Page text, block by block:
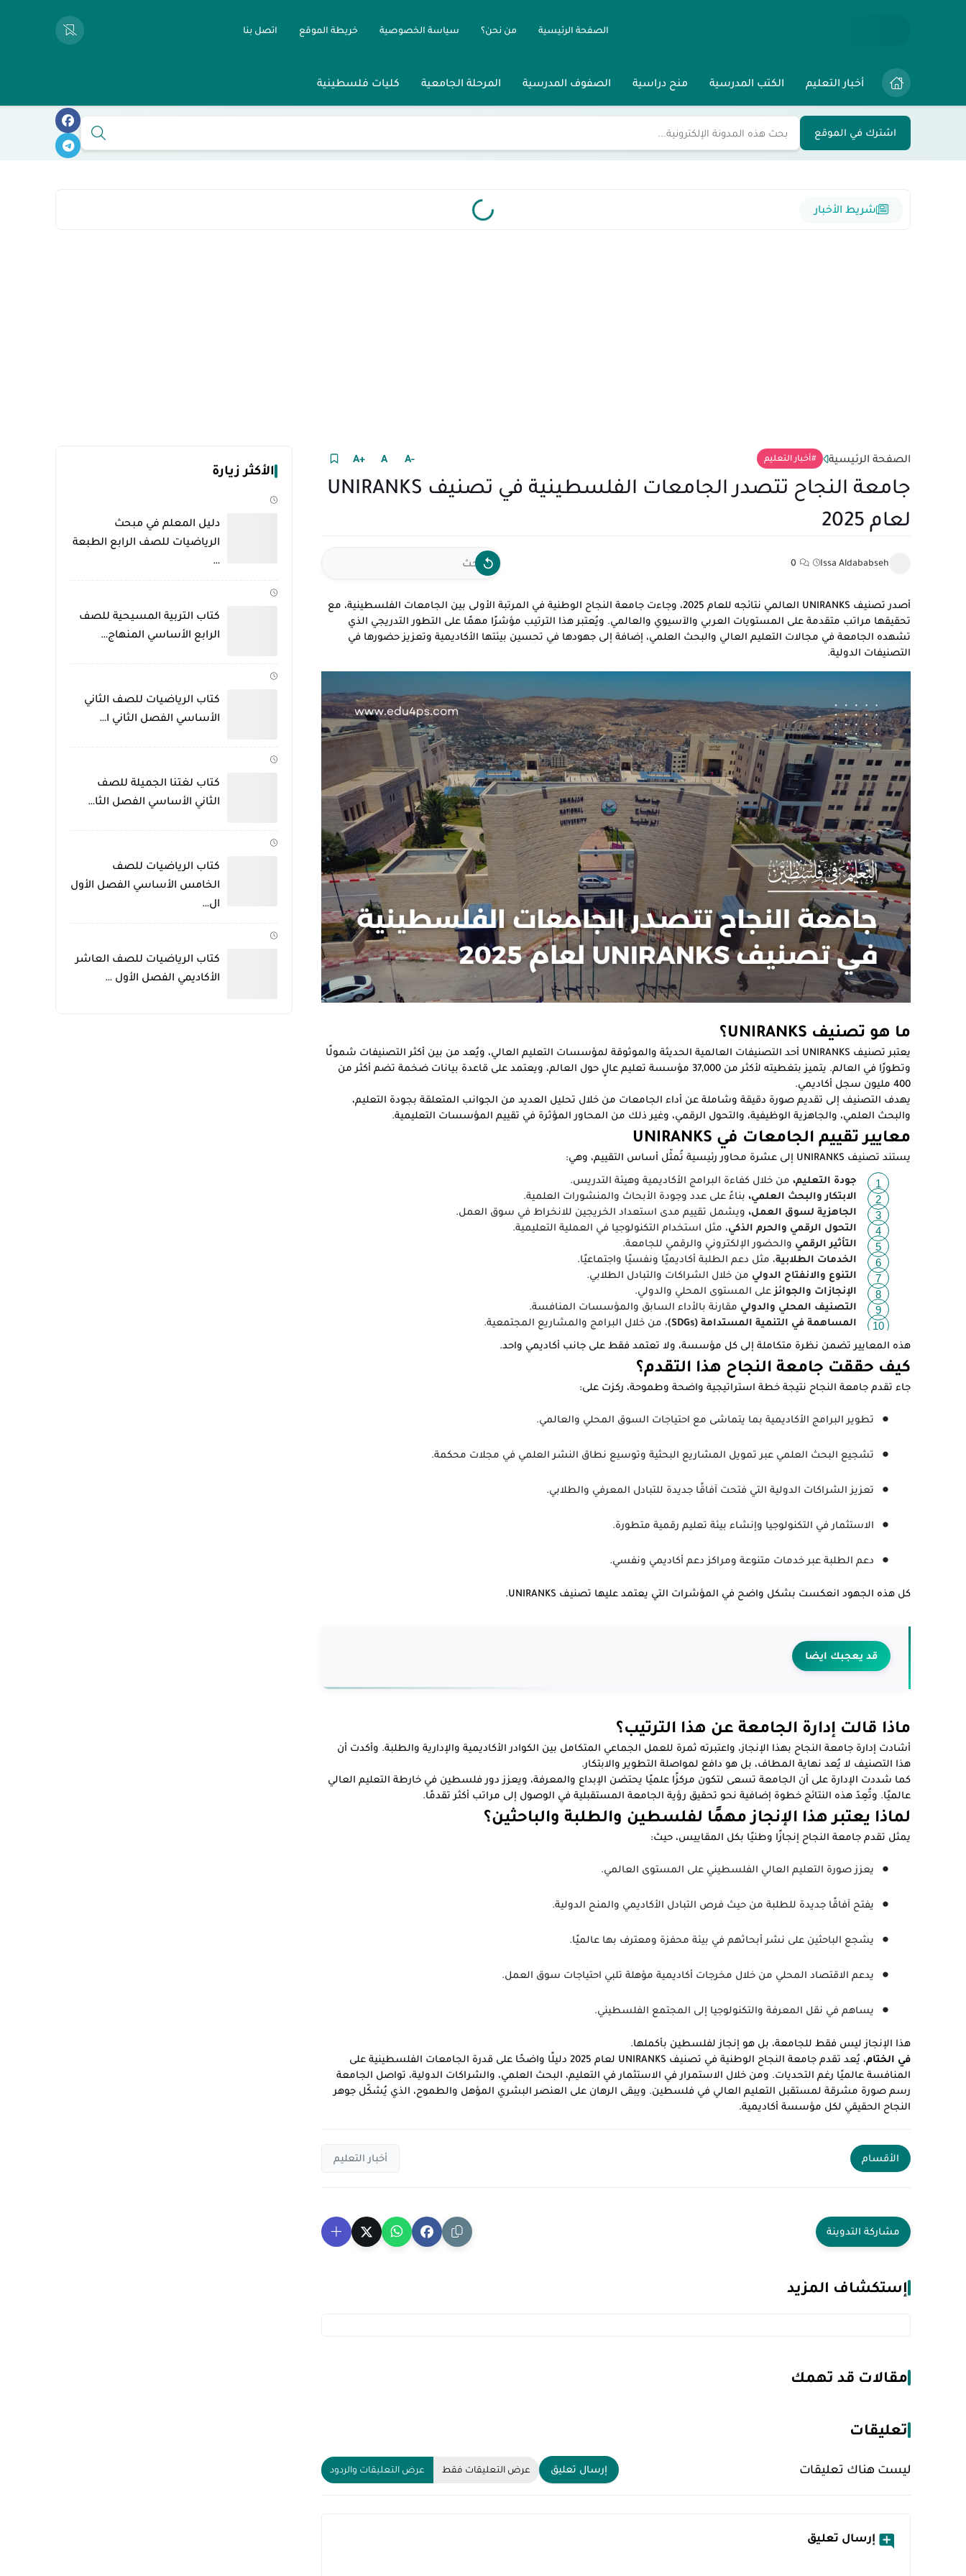
الصفحة الرئيسية من نحن؟ سياسة الخصوصية خريطة الموقع اتصل بنا
أخبار التعليم الكتب المدرسية منح دراسية الصفوف المدرسية المرحلة الجامعية كليات فلسطينية
اشترك في الموقع
شريط الأخبار
الصفحة الرئيسية أخبار التعليم +A A -A
جامعة النجاح تتصدر الجامعات الفلسطينية في تصنيف UNIRANKS
لعام 2025
Issa Aldababseh
0
أصدر تصنيف UNIRANKS العالمي نتائجه للعام 2025، وجاءت جامعة النجاح الوطنية في المرتبة الأولى بين الجامعات الفلسطينية، مع
تحقيقها مراتب متقدمة على المستويات العربي والآسيوي والعالمي. ويُعتبر هذا الترتيب مؤشرًا مهمًا على التطور التدريجي الذي
تشهده الجامعة في مجالات التعليم العالي والبحث العلمي، إضافة إلى جهودها في تحسين بيئتها الأكاديمية وتعزيز حضورها في
التصنيفات الدولية.
ما هو تصنيف UNIRANKS؟
يعتبر تصنيف UNIRANKS أحد التصنيفات العالمية الحديثة والموثوقة لمؤسسات التعليم العالي، ويُعد من بين أكثر التصنيفات شمولًا
وتطورًا في العالم. يتميز بتغطيته لأكثر من 37,000 مؤسسة تعليم عالٍ حول العالم، ويعتمد على قاعدة بيانات ضخمة تضم أكثر من
400 مليون سجل أكاديمي.
يهدف التصنيف إلى تقديم صورة دقيقة وشاملة عن أداء الجامعات من خلال تحليل العديد من الجوانب المتعلقة بجودة التعليم،
والبحث العلمي، والجاهزية الوظيفية، والتحول الرقمي، وغير ذلك من المحاور المؤثرة في تقييم المؤسسات التعليمية.
معايير تقييم الجامعات في UNIRANKS
يستند تصنيف UNIRANKS إلى عشرة محاور رئيسية تُمثّل أساس التقييم، وهي:
جودة التعليم، من خلال كفاءة البرامج الأكاديمية وهيئة التدريس.
الابتكار والبحث العلمي، بناءً على عدد وجودة الأبحاث والمنشورات العلمية.
الجاهزية لسوق العمل، ويشمل تقييم مدى استعداد الخريجين للانخراط في سوق العمل.
التحول الرقمي والحرم الذكي، مثل استخدام التكنولوجيا في العملية التعليمية.
التأثير الرقمي والحضور الإلكتروني والرقمي للجامعة.
الخدمات الطلابية، مثل دعم الطلبة أكاديميًا ونفسيًا واجتماعيًا.
التنوع والانفتاح الدولي من خلال الشراكات والتبادل الطلابي.
الإنجازات والجوائز على المستوى المحلي والدولي.
التصنيف المحلي والدولي مقارنة بالأداء السابق والمؤسسات المنافسة.
المساهمة في التنمية المستدامة (SDGs)
، من خلال البرامج والمشاريع المجتمعية.
هذه المعايير تضمن نظرة متكاملة إلى كل مؤسسة، ولا تعتمد فقط على جانب أكاديمي واحد.
كيف حققت جامعة النجاح هذا التقدم؟
جاء تقدم جامعة النجاح نتيجة خطة استراتيجية واضحة وطموحة، ركزت على:
تطوير البرامج الأكاديمية بما يتماشى مع احتياجات السوق المحلي والعالمي.
تشجيع البحث العلمي عبر تمويل المشاريع البحثية وتوسيع نطاق النشر العلمي في مجلات محكمة.
تعزيز الشراكات الدولية التي فتحت آفاقًا جديدة للتبادل المعرفي والطلابي.
الاستثمار في التكنولوجيا وإنشاء بيئة تعليم رقمية متطورة.
دعم الطلبة عبر خدمات متنوعة ومراكز دعم أكاديمي ونفسي.
كل هذه الجهود انعكست بشكل واضح في المؤشرات التي يعتمد عليها تصنيف UNIRANKS.
قد يعجبك ايضا
ماذا قالت إدارة الجامعة عن هذا الترتيب؟
أشادت إدارة جامعة النجاح بهذا الإنجاز، واعتبرته ثمرة للعمل الجماعي المتكامل بين الكوادر الأكاديمية والإدارية والطلبة. وأكدت أن
هذا التصنيف لا يُعد نهاية المطاف، بل هو دافع لمواصلة التطوير والابتكار.
كما شددت الإدارة على أن الجامعة تسعى لتكون مركزًا علميًا يحتضن الإبداع والمعرفة، ويعزز دور فلسطين في خارطة التعليم العالي
عالميًا. وتُعِدّ هذه النتائج خطوة إضافية نحو تحقيق رؤية الجامعة المستقبلية في الوصول إلى مراتب أكثر تقدمًا.
لماذا يعتبر هذا الإنجاز مهمًا لفلسطين والطلبة والباحثين؟
يمثل تقدم جامعة النجاح إنجازًا وطنيًا بكل المقاييس، حيث:
يعزز صورة التعليم العالي الفلسطيني على المستوى العالمي.
يفتح آفاقًا جديدة للطلبة من حيث فرص التبادل الأكاديمي والمنح الدولية.
يشجع الباحثين على نشر أبحاثهم في بيئة محفزة ومعترف بها عالميًا.
يدعم الاقتصاد المحلي من خلال مخرجات أكاديمية مؤهلة تلبي احتياجات سوق العمل.
يساهم في نقل المعرفة والتكنولوجيا إلى المجتمع الفلسطيني.
هذا الإنجاز ليس فقط للجامعة، بل هو إنجاز لفلسطين بأكملها.
في الختام
، يُعد تقدم جامعة النجاح الوطنية في تصنيف UNIRANKS لعام 2025 دليلًا واضحًا على قدرة الجامعات الفلسطينية على
المنافسة عالميًا رغم التحديات. ومن خلال الاستمرار في الاستثمار في التعليم، البحث العلمي، والشراكات الدولية، تواصل الجامعة
رسم صورة مشرقة لمستقبل التعليم العالي في فلسطين. ويبقى الرهان على العنصر البشري المؤهل والطموح، الذي يُشكّل جوهر
النجاح الحقيقي لكل مؤسسة أكاديمية.
الأقسام أخبار التعليم
إستكشاف المزيد
مقالات قد تهمك
تعليقات
ليست هناك تعليقات إرسال تعليق عرض التعليقات فقط عرض التعليقات والردود
إرسال تعليق
الأكثر زيارة
دليل المعلم في مبحث
الرياضيات للصف الرابع الطبعة
…
كتاب التربية المسيحية للصف
الرابع الأساسي المنهاج…
كتاب الرياضيات للصف الثاني
الأساسي الفصل الثاني ا…
كتاب لغتنا الجميلة للصف
الثاني الأساسي الفصل الثا…
كتاب الرياضيات للصف
الخامس الأساسي الفصل الأول
ال…
كتاب الرياضيات للصف العاشر
الأكاديمي الفصل الأول …